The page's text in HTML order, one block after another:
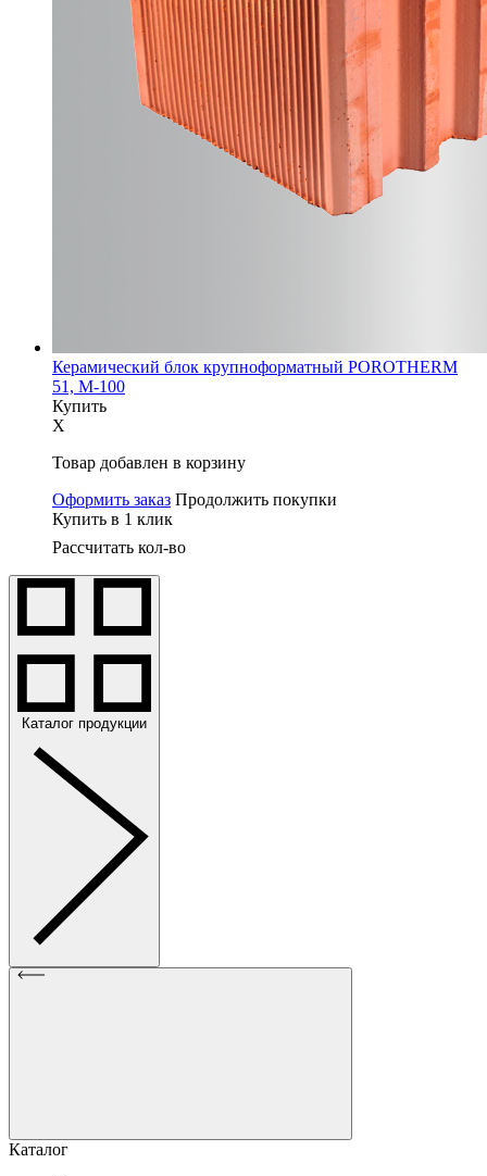
Керамический блок крупноформатный POROTHERM
51, М-100
Купить
X
Товар добавлен в корзину
Оформить заказ Продолжить покупки
Купить в 1 клик
Рассчитать кол-во
Каталог продукции
Каталог